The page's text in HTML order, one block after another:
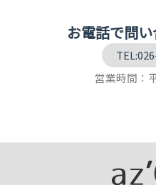
お電話で問
営業時間：